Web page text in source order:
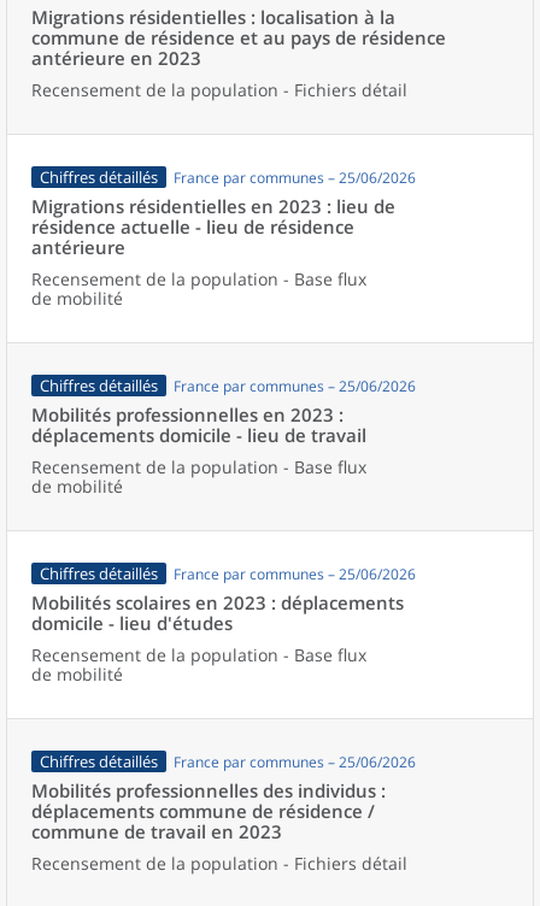
Migrations résidentielles : localisation à la
commune de résidence et au pays de résidence
antérieure en 2023
Recensement de la population - Fichiers détail
Chiffres détaillés France par communes – 25/06/2026
Migrations résidentielles en 2023 : lieu de
résidence actuelle - lieu de résidence
antérieure
Recensement de la population - Base flux
de mobilité
Chiffres détaillés France par communes – 25/06/2026
Mobilités professionnelles en 2023 :
déplacements domicile - lieu de travail
Recensement de la population - Base flux
de mobilité
Chiffres détaillés France par communes – 25/06/2026
Mobilités scolaires en 2023 : déplacements
domicile - lieu d'études
Recensement de la population - Base flux
de mobilité
Chiffres détaillés France par communes – 25/06/2026
Mobilités professionnelles des individus :
déplacements commune de résidence /
commune de travail en 2023
Recensement de la population - Fichiers détail